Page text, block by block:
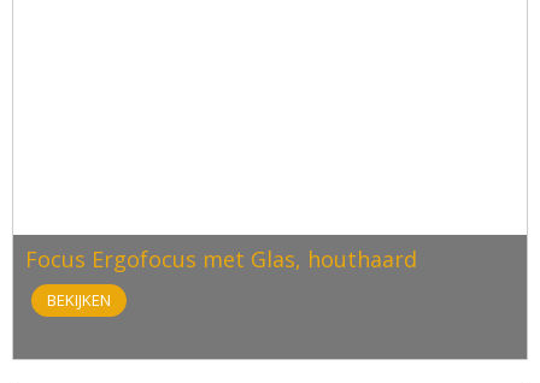
Focus Ergofocus met Glas, houthaard
BEKIJKEN